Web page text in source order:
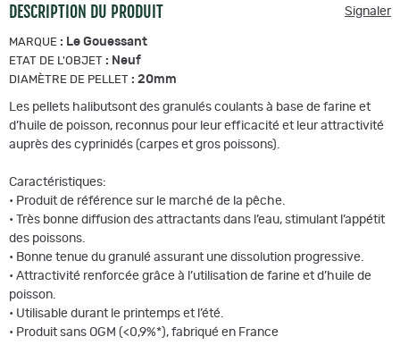
DESCRIPTION DU PRODUIT Signaler
MARQUE : Le Gouessant
ETAT DE L'OBJET : Neuf
DIAMÈTRE DE PELLET : 20mm
Les pellets halibutsont des granulés coulants à base de farine et
d’huile de poisson, reconnus pour leur efficacité et leur attractivité
auprès des cyprinidés (carpes et gros poissons).
Caractéristiques:
• Produit de référence sur le marché de la pêche.
• Très bonne diffusion des attractants dans l’eau, stimulant l’appétit
des poissons.
• Bonne tenue du granulé assurant une dissolution progressive.
• Attractivité renforcée grâce à l’utilisation de farine et d’huile de
poisson.
• Utilisable durant le printemps et l’été.
• Produit sans OGM (<0,9%*), fabriqué en France